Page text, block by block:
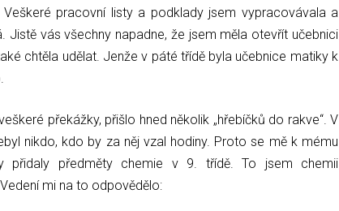
pracovní listy a podklady jsem vypracovávala a
Jistě vás všechny napadne, že jsem měla otevřít učebnici
chtěla udělat. Jenže v páté třídě byla učebnice matiky k
překážky, přišlo hned několik „hřebíčků do rakve“. V
nikdo, kdo by za něj vzal hodiny. Proto se mě k mému
přidaly předměty chemie v 9. třídě. To jsem chemii
mi na to odpovědělo: